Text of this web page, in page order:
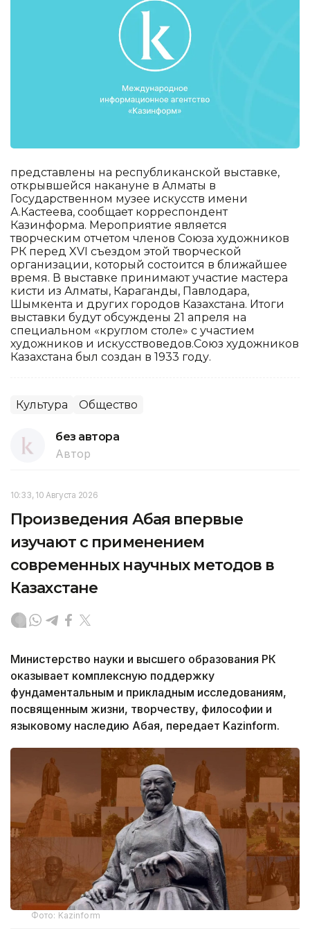
представлены на республиканской выставке,
открывшейся накануне в Алматы в
Государственном музее искусств имени
А.Кастеева, сообщает корреспондент
Казинформа. Мероприятие является
творческим отчетом членов Союза художников
РК перед XVI съездом этой творческой
организации, который состоится в ближайшее
время. В выставке принимают участие мастера
кисти из Алматы, Караганды, Павлодара,
Шымкента и других городов Казахстана. Итоги
выставки будут обсуждены 21 апреля на
специальном «круглом столе» с участием
художников и искусствоведов.Союз художников
Казахстана был создан в 1933 году.
Культура Общество
без автора
Автор
10:33, 10 Августа 2026
Произведения Абая впервые
изучают с применением
современных научных методов в
Казахстане
Министерство науки и высшего образования РК
оказывает комплексную поддержку
фундаментальным и прикладным исследованиям,
посвященным жизни, творчеству, философии и
языковому наследию Абая, передает Kazinform.
Фото: Kazinform